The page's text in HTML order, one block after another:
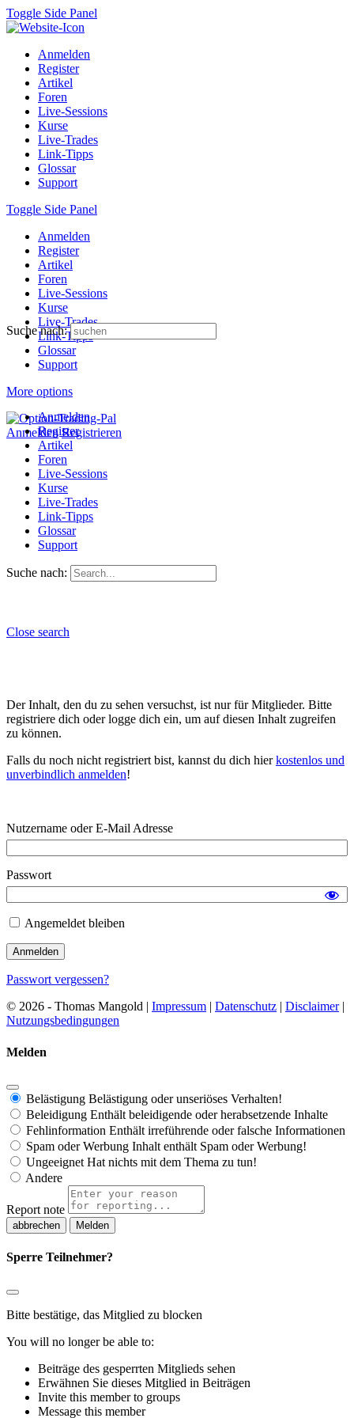
Toggle Side Panel
Anmelden
Register
Artikel
Foren
Live-Sessions
Kurse
Live-Trades
Link-Tipps
Glossar
Support
Toggle Side Panel
Anmelden
Register
Artikel
Foren
Live-Sessions
Kurse
Live-Trades
Link-Tipps
Glossar
Support
More options
Anmelden Registrieren
Suche nach:
Anmelden
Register
Artikel
Foren
Live-Sessions
Kurse
Live-Trades
Link-Tipps
Glossar
Support
Suche nach:
Close search
Der Inhalt, den du zu sehen versuchst, ist nur für Mitglieder. Bitte
registriere dich oder logge dich ein, um auf diesen Inhalt zugreifen
zu können.
Falls du noch nicht registriert bist, kannst du dich hierkostenlos und
unverbindlich anmelden!
Nutzername oder E-Mail Adresse
Passwort
Angemeldet bleiben
Passwort vergessen?
© 2026 - Thomas Mangold | Impressum | Datenschutz | Disclaimer|
Nutzungsbedingungen
Melden
Belästigung Belästigung oder unseriöses Verhalten!
Beleidigung Enthält beleidigende oder herabsetzende Inhalte
Fehlinformation Enthält irreführende oder falsche Informationen
Spam oder Werbung Inhalt enthält Spam oder Werbung!
Ungeeignet Hat nichts mit dem Thema zu tun!
Andere
Report note
Melden
Sperre Teilnehmer?
Bitte bestätige, das Mitglied zu blocken
You will no longer be able to:
Beiträge des gesperrten Mitglieds sehen
Erwähnen Sie dieses Mitglied in Beiträgen
Invite this member to groups
Message this member